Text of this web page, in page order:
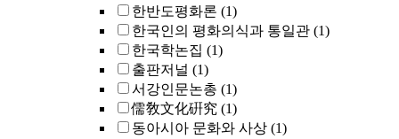
한반도평화론 (1)
한국인의 평화의식과 통일관 (1)
한국학논집 (1)
출판저널 (1)
서강인문논총 (1)
儒敎文化硏究 (1)
동아시아 문화와 사상 (1)